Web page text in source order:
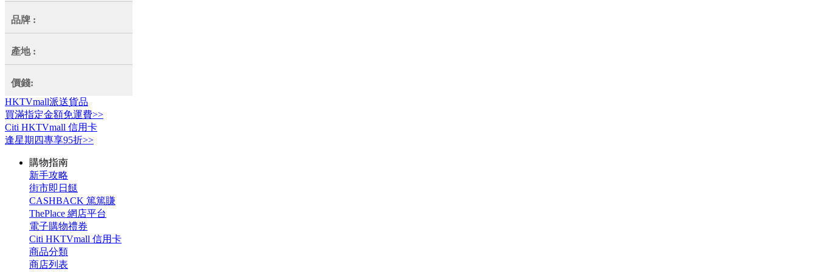
品牌 :
產地 :
價錢:
HKTVmall派送貨品
買滿指定金額免運費>>
Citi HKTVmall 信用卡
逢星期四專享95折>>
購物指南
新手攻略
街市即日餸
CASHBACK 篤篤賺
ThePlace 網店平台
電子購物禮券
Citi HKTVmall 信用卡
商品分類
商店列表